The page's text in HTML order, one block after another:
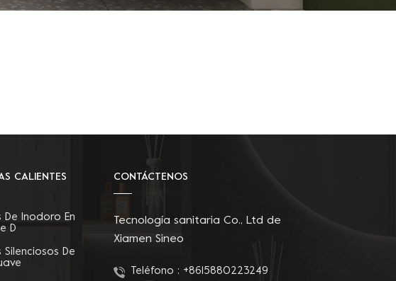
CALIENTES
De Inodoro En
D
Silenciosos De
CONTÁCTENOS
Tecnología sanitaria Co., Ltd de
Xiamen Sineo
Teléfono : +8615880223249